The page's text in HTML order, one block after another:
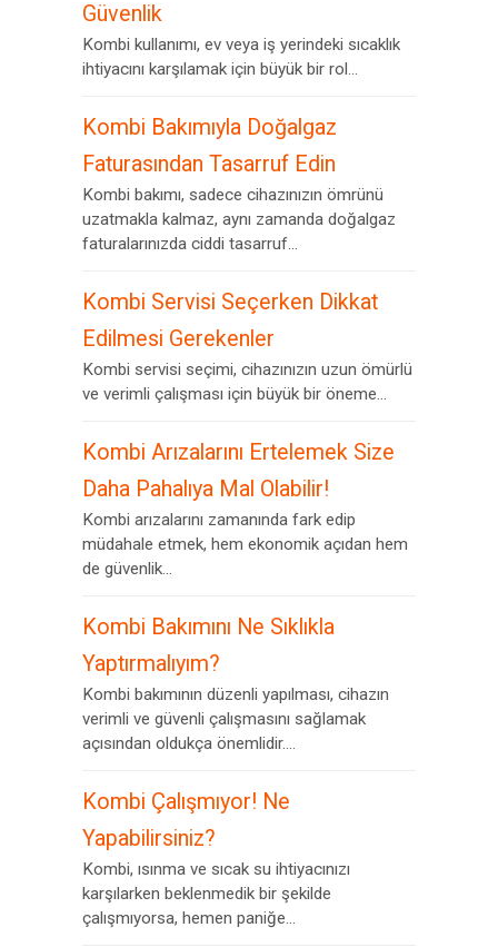
Güvenlik
Kombi kullanımı, ev veya iş yerindeki sıcaklık
ihtiyacını karşılamak için büyük bir rol...
Kombi Bakımıyla Doğalgaz
Faturasından Tasarruf Edin
Kombi bakımı, sadece cihazınızın ömrünü
uzatmakla kalmaz, aynı zamanda doğalgaz
faturalarınızda ciddi tasarruf...
Kombi Servisi Seçerken Dikkat
Edilmesi Gerekenler
Kombi servisi seçimi, cihazınızın uzun ömürlü
ve verimli çalışması için büyük bir öneme...
Kombi Arızalarını Ertelemek Size
Daha Pahalıya Mal Olabilir!
Kombi arızalarını zamanında fark edip
müdahale etmek, hem ekonomik açıdan hem
de güvenlik...
Kombi Bakımını Ne Sıklıkla
Yaptırmalıyım?
Kombi bakımının düzenli yapılması, cihazın
verimli ve güvenli çalışmasını sağlamak
açısından oldukça önemlidir....
Kombi Çalışmıyor! Ne
Yapabilirsiniz?
Kombi, ısınma ve sıcak su ihtiyacınızı
karşılarken beklenmedik bir şekilde
çalışmıyorsa, hemen paniğe...